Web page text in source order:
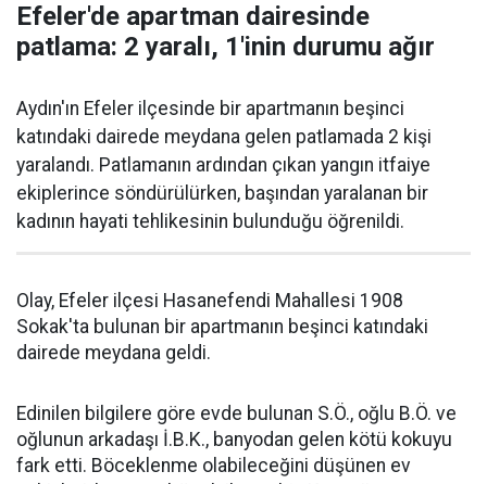
Efeler'de apartman dairesinde
patlama: 2 yaralı, 1'inin durumu ağır
Aydın'ın Efeler ilçesinde bir apartmanın beşinci
katındaki dairede meydana gelen patlamada 2 kişi
yaralandı. Patlamanın ardından çıkan yangın itfaiye
ekiplerince söndürülürken, başından yaralanan bir
kadının hayati tehlikesinin bulunduğu öğrenildi.
Olay, Efeler ilçesi Hasanefendi Mahallesi 1908
Sokak'ta bulunan bir apartmanın beşinci katındaki
dairede meydana geldi.
Edinilen bilgilere göre evde bulunan S.Ö., oğlu B.Ö. ve
oğlunun arkadaşı İ.B.K., banyodan gelen kötü kokuyu
fark etti. Böceklenme olabileceğini düşünen ev